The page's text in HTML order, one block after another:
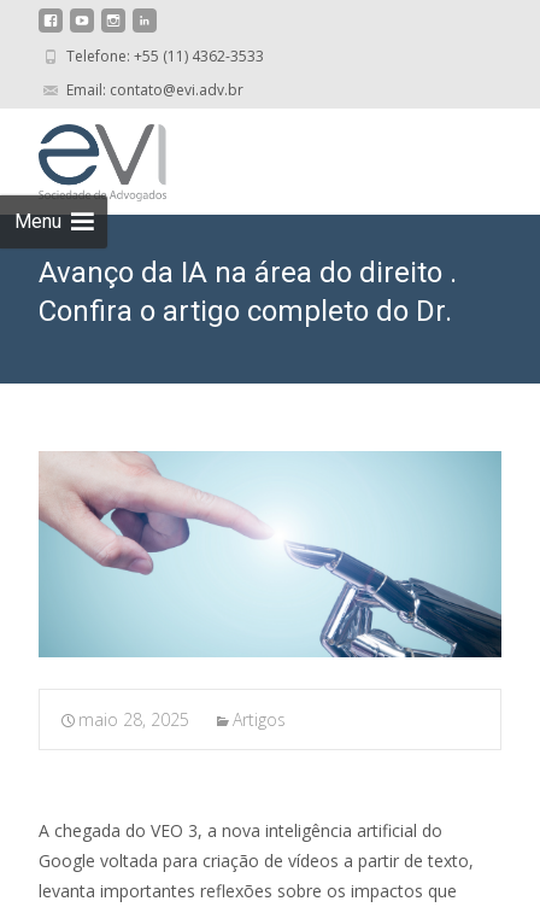
Telefone: +55 (11) 4362-3533
Email: contato@evi.adv.br
Menu
Avanço da IA na área do direito .
Confira o artigo completo do Dr.
maio 28, 2025 Artigos
A chegada do VEO 3, a nova inteligência artificial do
Google voltada para criação de vídeos a partir de texto,
levanta importantes reflexões sobre os impactos que